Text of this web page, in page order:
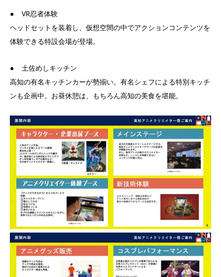
● VR忍者体験
ヘッドセットを装着し、仮想空間の中でアクションコンテンツを
体験できる特設会場が登場。
● 土佐めしキッチン
高知の有名キッチンカーが勢揃い。有名シェフによる特別キッチ
ンも企画中。お昼休憩は、もちろん高知の美食を堪能。